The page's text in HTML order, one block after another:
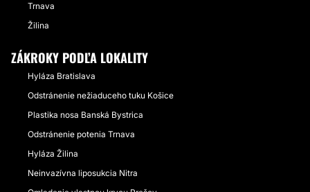
Trnava
Žilina
ZÁKROKY PODĽA LOKALITY
Hyláza Bratislava
Odstránenie nežiaduceho tuku Košice
Plastika nosa Banská Bystrica
Odstránenie potenia Trnava
Hyláza Žilina
Neinvazívna liposukcia Nitra